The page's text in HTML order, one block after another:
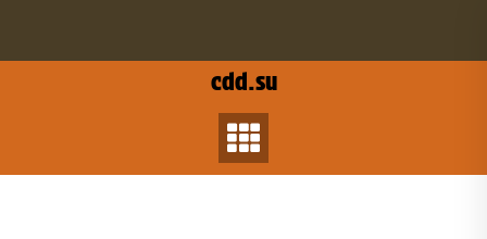
содержанию
cdd.su